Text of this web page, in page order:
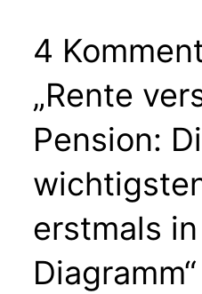
4
„Rente
Pension:
erstmals
Diagramm“